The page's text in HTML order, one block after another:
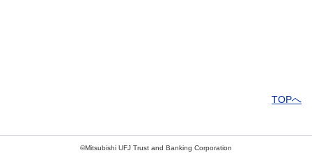
TOPへ
©Mitsubishi UFJ Trust and Banking Corporation